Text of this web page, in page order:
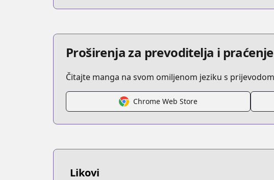
Proširenja za prevoditelja i
Čitajte manga na svom omiljenom jeziku s
Chrome Web Store
Likovi